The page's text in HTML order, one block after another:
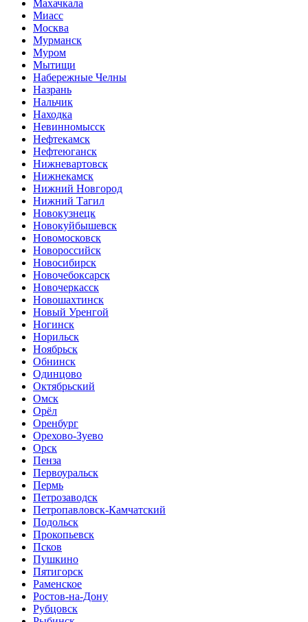
Махачкала
Миасс
Москва
Мурманск
Муром
Мытищи
Набережные Челны
Назрань
Нальчик
Находка
Невинномысск
Нефтекамск
Нефтеюганск
Нижневартовск
Нижнекамск
Нижний Новгород
Нижний Тагил
Новокузнецк
Новокуйбышевск
Новомосковск
Новороссийск
Новосибирск
Новочебоксарск
Новочеркасск
Новошахтинск
Новый Уренгой
Ногинск
Норильск
Ноябрьск
Обнинск
Одинцово
Октябрьский
Омск
Орёл
Оренбург
Орехово-Зуево
Орск
Пенза
Первоуральск
Пермь
Петрозаводск
Петропавловск-Камчатский
Подольск
Прокопьевск
Псков
Пушкино
Пятигорск
Раменское
Ростов-на-Дону
Рубцовск